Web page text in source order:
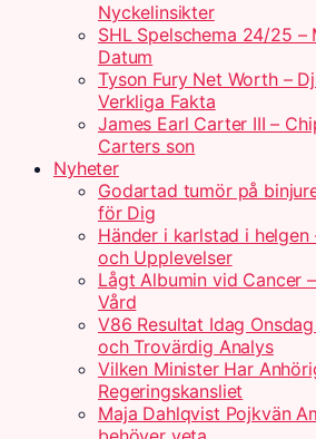
Nyckelinsikter
SHL Spelschema 24/25 –
Datum
Tyson Fury Net Worth –
Verkliga Fakta
James Earl Carter III –
Carters son
Nyheter
Godartad tumör på
för Dig
Händer i karlstad i helgen
och Upplevelser
Lågt Albumin vid Cancer
Vård
V86 Resultat Idag
och Trovärdig Analys
Vilken Minister Har
Regeringskansliet
Maja Dahlqvist Pojkvän